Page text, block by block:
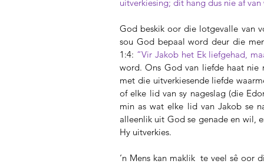
uitverkiesing; dit hang dus nie af
God beskik oor die lotgevalle van
sou God bepaal word deur die
1:4: “Vir Jakob het Ek liefgehad,
word. Ons God van liefde haat nie
met die uitverkiesende liefde
of elke lid van sy nageslag (die
min as wat elke lid van Jakob se
alleenlik uit God se genade en wil,
Hy uitverkies.
‘n Mens kan maklik  te veel sê oor